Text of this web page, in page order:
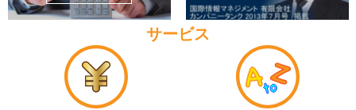
サービス